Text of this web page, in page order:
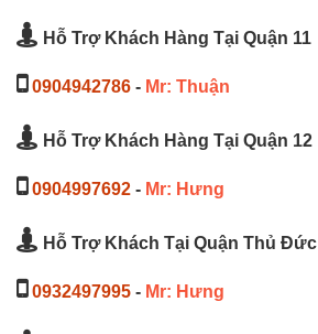
Hỗ Trợ Khách Hàng Tại Quận 11
0904942786 - Mr: Thuận
Hỗ Trợ Khách Hàng Tại Quận 12
0904997692 - Mr: Hưng
Hỗ Trợ Khách Tại Quận Thủ Đức
0932497995 - Mr: Hưng